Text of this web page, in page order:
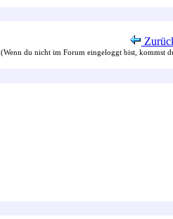
(Wenn du nicht im Forum eingeloggt bist, kommst